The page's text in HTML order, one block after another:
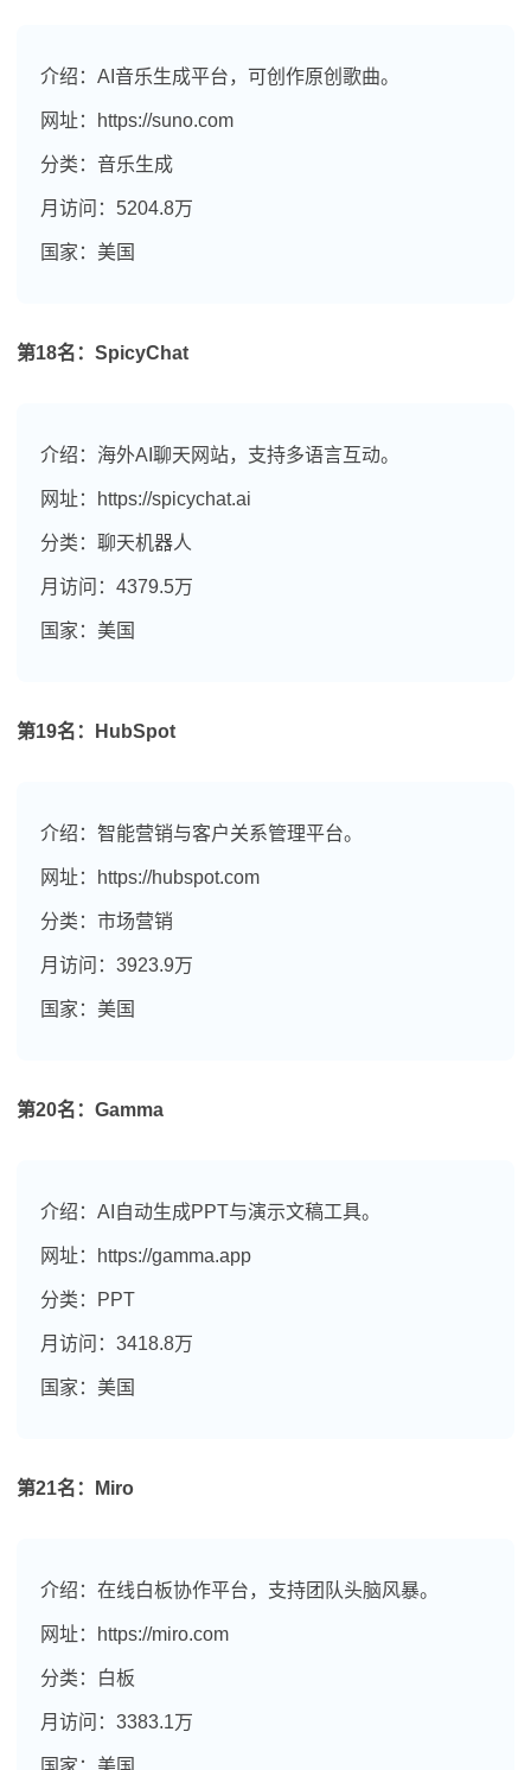
介绍：AI音乐生成平台，可创作原创歌曲。
网址：https://suno.com
分类：音乐生成
月访问：5204.8万
国家：美国
第18名：SpicyChat
介绍：海外AI聊天网站，支持多语言互动。
网址：https://spicychat.ai
分类：聊天机器人
月访问：4379.5万
国家：美国
第19名：HubSpot
介绍：智能营销与客户关系管理平台。
网址：https://hubspot.com
分类：市场营销
月访问：3923.9万
国家：美国
第20名：Gamma
介绍：AI自动生成PPT与演示文稿工具。
网址：https://gamma.app
分类：PPT
月访问：3418.8万
国家：美国
第21名：Miro
介绍：在线白板协作平台，支持团队头脑风暴。
网址：https://miro.com
分类：白板
月访问：3383.1万
国家：美国